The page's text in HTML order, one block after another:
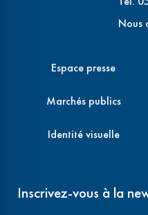
Nous
Espace presse
Marchés publics
Identité visuelle
Inscrivez-vous à la